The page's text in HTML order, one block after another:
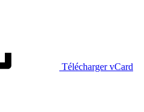
Télécharger vCard